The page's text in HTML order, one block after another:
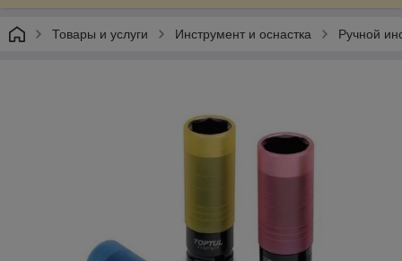
Товары и услуги Инструмент и оснастка Ручной